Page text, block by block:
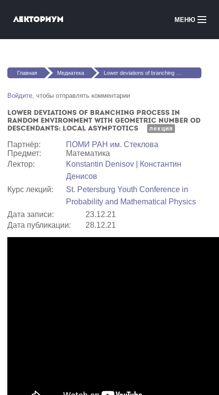
Лекториум МЕНЮ
Медиатека
Courses in English
Вы здесь
Главная Медиатека Lower deviations of branching process in random environment with geometric number od descendants: Local Asymptotics
Войдите, чтобы отправлять комментарии
Lower deviations of branching process in
random environment with geometric number od
descendants: Local Asymptotics
лекция
Партнёр:
ПОМИ РАН им. Стеклова
Предмет:
Математика
Лектор:
Konstantin Denisov | Константин
Денисов
Курс лекций:
St. Petersburg Youth Conference in
Probability and Mathematical Physics
Дата записи:
23.12.21
Дата публикации:
28.12.21